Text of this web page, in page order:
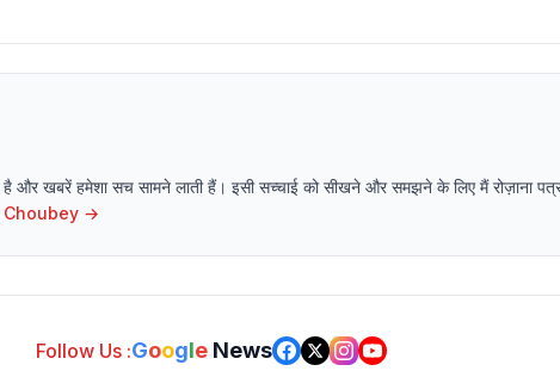
और खबरें हमेशा सच सामने लाती हैं। इसी सच्चाई को सीखने और समझने के लिए मैं रोज़ाना
→
Follow Us :Google News